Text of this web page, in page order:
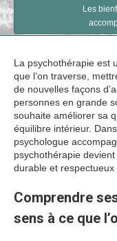
Les
La psychothérapie est
que l’on traverse,
de nouvelles façons
personnes en grande
souhaite améliorer sa
équilibre intérieur.
psychologue
psychothérapie
durable et respectueux
Comprendre
sens à ce que